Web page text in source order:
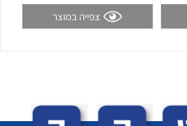
צפייה במוצר